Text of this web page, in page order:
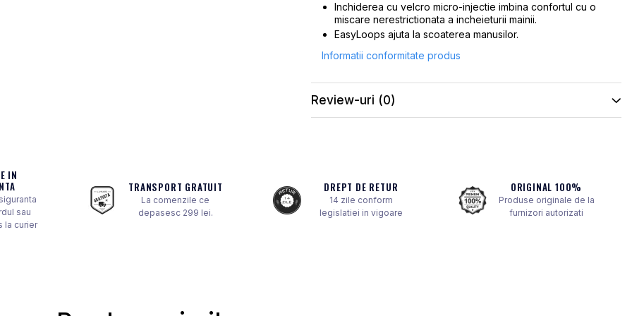
Inchiderea cu velcro micro-injectie imbina confortul cu o
miscare nerestrictionata a incheieturii mainii.
EasyLoops ajuta la scoaterea manusilor.
Informatii conformitate produs
Review-uri (0)
IN
sau
la curier
TRANSPORT GRATUIT
La comenzile ce
depasesc 299 lei.
DREPT DE RETUR
14 zile conform
legislatiei in vigoare
ORIGINAL 100%
Produse originale de la
furnizori autorizati